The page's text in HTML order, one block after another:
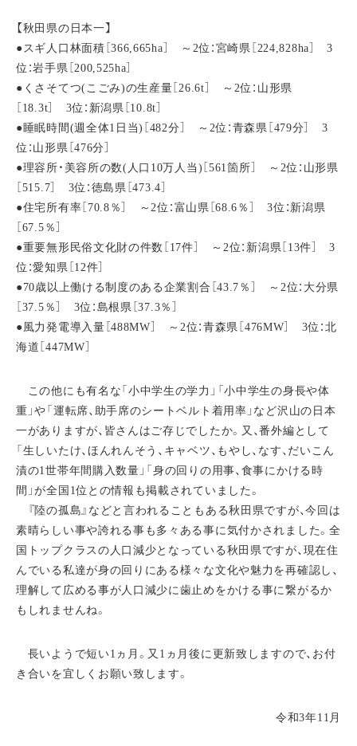
【秋田県の日本一】
●スギ人口林面積［366,665ha］ ～2位：宮崎県［224,828ha］ 3
位：岩手県［200,525ha］
●くさそてつ(こごみ)の生産量［26.6t］ ～2位：山形県
［18.3t］ 3位：新潟県［10.8t］
●睡眠時間(週全体1日当)［482分］ ～2位：青森県［479分］ 3
位：山形県［476分］
●理容所・美容所の数(人口10万人当)［561箇所］ ～2位：山形県
［515.7］ 3位：徳島県［473.4］
●住宅所有率［70.8％］ ～2位：富山県［68.6％］ 3位：新潟県
［67.5％］
●重要無形民俗文化財の件数［17件］ ～2位：新潟県［13件］ 3
位：愛知県［12件］
●70歳以上働ける制度のある企業割合［43.7％］ ～2位：大分県
［37.5％］ 3位：島根県［37.3％］
●風力発電導入量［488MW］ ～2位：青森県［476MW］ 3位：北
海道［447MW］
この他にも有名な「小中学生の学力」「小中学生の身長や体
重」や「運転席、助手席のシートベルト着用率」など沢山の日本
一がありますが、皆さんはご存じでしたか。又、番外編として
「生しいたけ、ほんれんそう、キャベツ、もやし、なす、だいこん
漬の1世帯年間購入数量」「身の回りの用事、食事にかける時
間」が全国1位との情報も掲載されていました。
『陸の孤島』などと言われることもある秋田県ですが、今回は
素晴らしい事や誇れる事も多々ある事に気付かされました。全
国トップクラスの人口減少となっている秋田県ですが、現在住
んでいる私達が身の回りにある様々な文化や魅力を再確認し、
理解して広める事が人口減少に歯止めをかける事に繋がるか
もしれませんね。
長いようで短い1ヵ月。又1ヵ月後に更新致しますので、お付
き合いを宜しくお願い致します。
令和3年11月